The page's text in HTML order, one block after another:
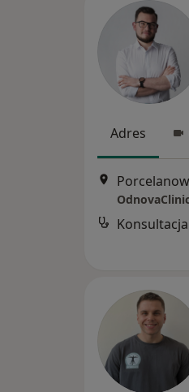
Adres